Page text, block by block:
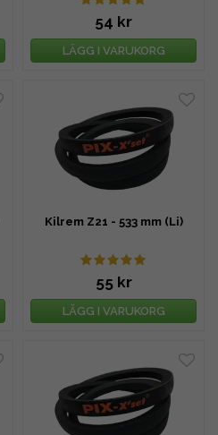
54 kr
LÄGG I VARUKORG
Kilrem Z21 - 533 mm (Li)
55 kr
LÄGG I VARUKORG